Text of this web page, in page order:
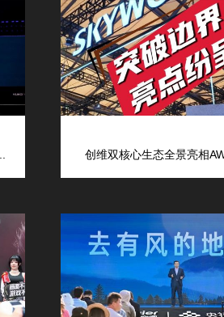
创维双核心生态全景亮相